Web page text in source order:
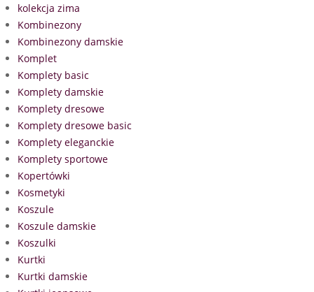
kolekcja zima
Kombinezony
Kombinezony damskie
Komplet
Komplety basic
Komplety damskie
Komplety dresowe
Komplety dresowe basic
Komplety eleganckie
Komplety sportowe
Kopertówki
Kosmetyki
Koszule
Koszule damskie
Koszulki
Kurtki
Kurtki damskie